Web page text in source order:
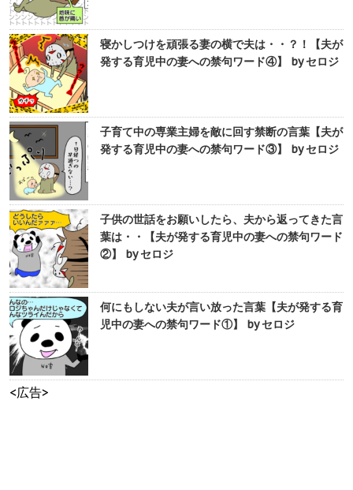
寝かしつけを頑張る妻の横で夫は・・？！【夫が
発する育児中の妻への禁句ワード④】 by セロジ
子育て中の専業主婦を敵に回す禁断の言葉【夫が
発する育児中の妻への禁句ワード③】 by セロジ
子供の世話をお願いしたら、夫から返ってきた言
葉は・・【夫が発する育児中の妻への禁句ワード
②】 by セロジ
何にもしない夫が言い放った言葉【夫が発する育
児中の妻への禁句ワード①】 by セロジ
<広告>